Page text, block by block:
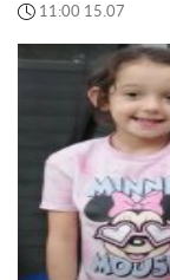
11:00 15.07